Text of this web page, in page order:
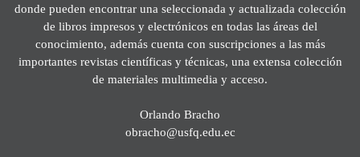
donde pueden encontrar una seleccionada y actualizada colección
de libros impresos y electrónicos en todas las áreas del
conocimiento, además cuenta con suscripciones a las más
importantes revistas científicas y técnicas, una extensa colección
de materiales multimedia y acceso.
Orlando Bracho
obracho@usfq.edu.ec